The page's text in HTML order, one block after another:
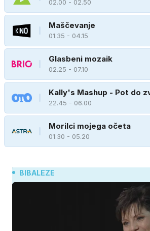
02.00 - 02.50
Maščevanje
01.35 - 04.15
Glasbeni mozaik
02.25 - 07.10
Kally's Mashup - Pot do
22.45 - 06.00
Morilci mojega očeta
01.30 - 05.20
BIBALEZE